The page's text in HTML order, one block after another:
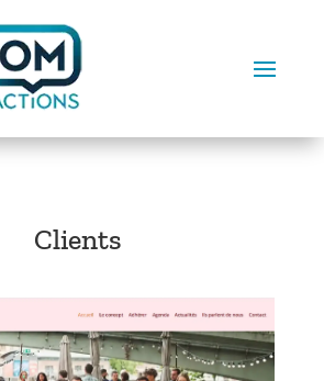
Clients